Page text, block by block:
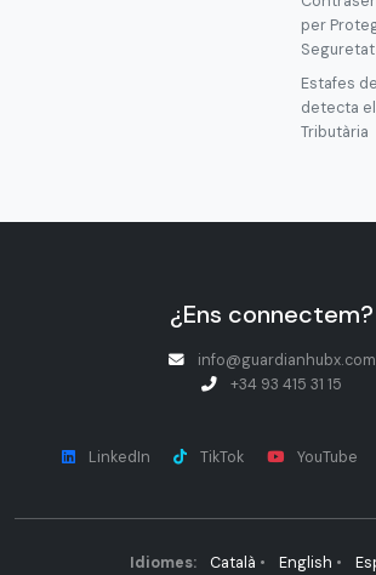
per
Seguretat
Estafes
detecta
Tributària
¿Ens connectem?
info@guardianhubx.com
+34 93 415 31 15
LinkedIn TikTok YouTube
Idiomes: Català • English •